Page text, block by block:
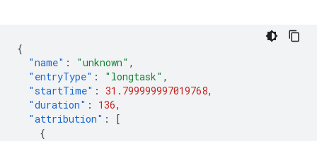
{
"name" : "unknown" ,
"entryType" : "longtask" ,
"startTime" : 31.799999997019768,
"duration" : 136,
"attribution" :
[
{